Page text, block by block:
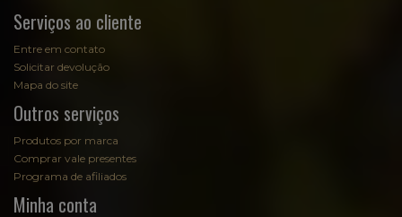
Serviços ao cliente
Entre em contato
Solicitar devolução
Mapa do site
Outros serviços
Produtos por marca
Comprar vale presentes
Programa de afiliados
Minha conta